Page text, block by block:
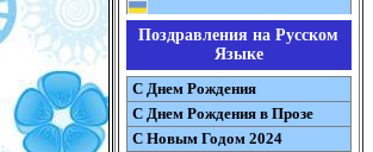
Поздравления на Русском
Языке
С Днем Рождения
С Днем Рождения в Прозе
С Новым Годом 2024